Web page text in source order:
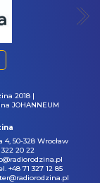
2018 |
JOHANNEUM
4, 50-328 Wrocław
20 22
+48 71 327 12 85